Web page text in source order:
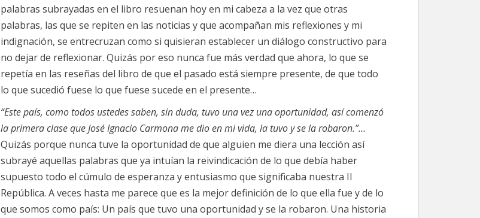
palabras subrayadas en el libro resuenan hoy en mi cabeza a la vez que otras
palabras, las que se repiten en las noticias y que acompañan mis reflexiones y mi
indignación, se entrecruzan como si quisieran establecer un diálogo constructivo para
no dejar de reflexionar. Quizás por eso nunca fue más verdad que ahora, lo que se
repetía en las reseñas del libro de que el pasado está siempre presente, de que todo
lo que sucedió fuese lo que fuese sucede en el presente…
“Este país, como todos ustedes saben, sin duda, tuvo una vez una oportunidad, así comenzó
la primera clase que José Ignacio Carmona me dio en mi vida, la tuvo y se la robaron.”…
Quizás porque nunca tuve la oportunidad de que alguien me diera una lección así
subrayé aquellas palabras que ya intuían la reivindicación de lo que debía haber
supuesto todo el cúmulo de esperanza y entusiasmo que significaba nuestra II
República. A veces hasta me parece que es la mejor definición de lo que ella fue y de lo
que somos como país: Un país que tuvo una oportunidad y se la robaron. Una historia